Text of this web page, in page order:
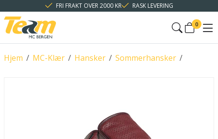
FRI FRAKT OVER 2000 KR RASK LEVERING
0
/
Hjem /
MC-Klær /
Hansker /
Sommerhansker